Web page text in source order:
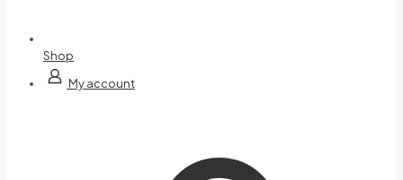
Shop
My account